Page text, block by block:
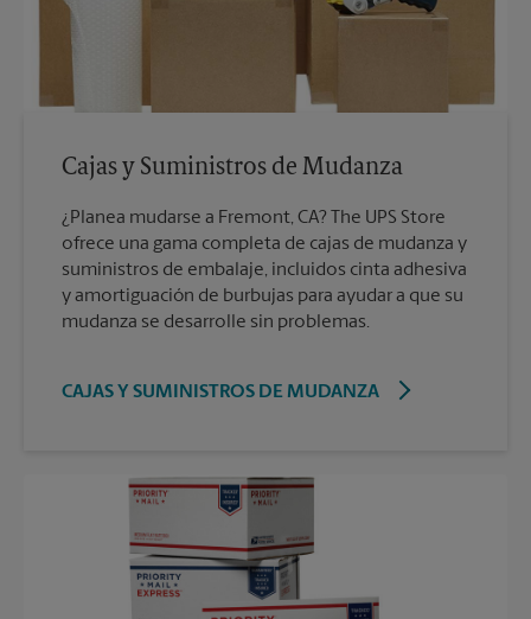
Cajas y Suministros de Mudanza
¿Planea mudarse a Fremont, CA? The UPS Store
ofrece una gama completa de cajas de mudanza y
suministros de embalaje, incluidos cinta adhesiva
y amortiguación de burbujas para ayudar a que su
mudanza se desarrolle sin problemas.
CAJAS Y SUMINISTROS DE MUDANZA